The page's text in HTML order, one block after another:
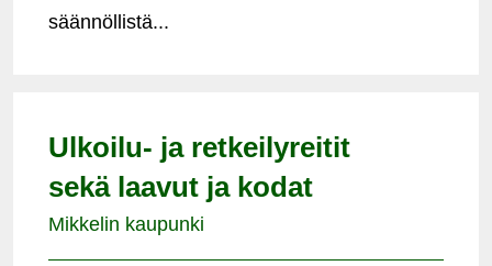
säännöllistä...
Ulkoilu- ja retkeilyreitit
sekä laavut ja kodat
Mikkelin kaupunki